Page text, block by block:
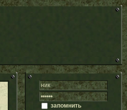
запомнить